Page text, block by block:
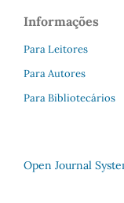
Informações
Para Leitores
Para Autores
Para Bibliotecários
Open Journal